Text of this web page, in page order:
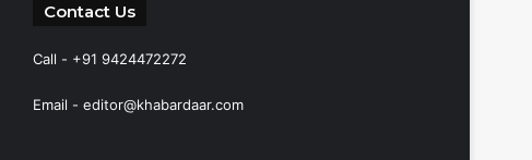
Contact Us
Call - +91 9424472272
Email - editor@khabardaar.com